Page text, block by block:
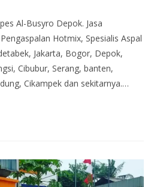
Al-Busyro Depok. Jasa
Hotmix, Spesialis Aspal
Jakarta, Bogor, Depok,
Cibubur, Serang, banten,
Cikampek dan sekitarnya.…